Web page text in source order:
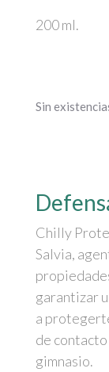
200 ml.
Sin
Chilly
Salvia,
garantizar
a
de
gimnasio.